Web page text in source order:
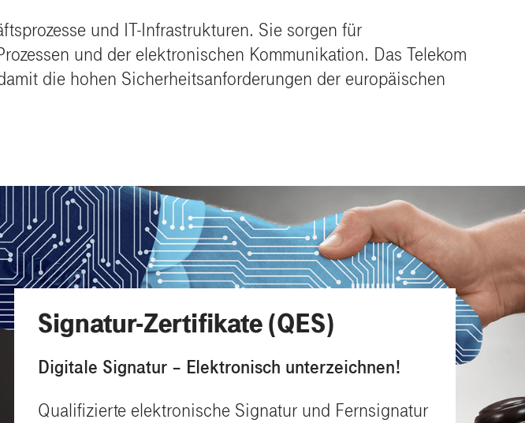
und IT-Infrastrukturen. Sie sorgen für
und der elektronischen Kommunikation. Das Telekom
die hohen Sicherheitsanforderungen der europäischen
Signatur-Zertifikate (QES)
Digitale Signatur – Elektronisch unterzeichnen!
Qualifizierte elektronische Signatur und Fernsignatur